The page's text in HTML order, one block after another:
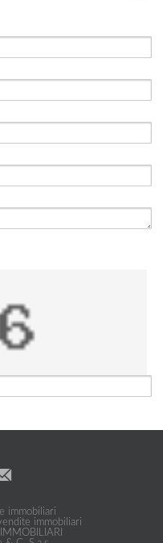
immobiliari
immobiliari